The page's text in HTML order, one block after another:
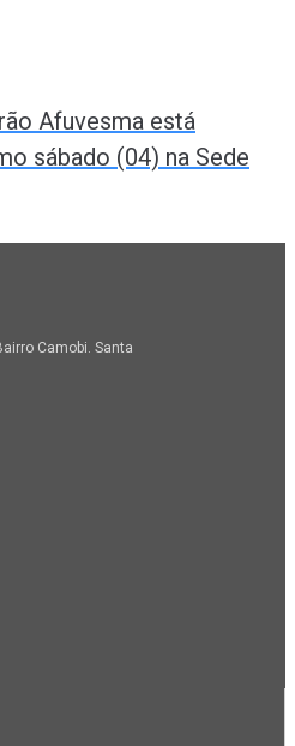
Afuvesma está
sábado (04) na Sede
Camobi. Santa